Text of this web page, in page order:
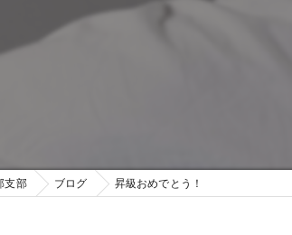
支部 ブログ 昇級おめでとう！